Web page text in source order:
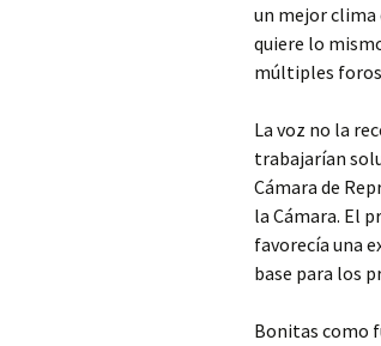
un mejor clima
quiere lo
múltiples
La voz no la
trabajarían
Cámara de
la Cámara. El
favorecía una
base para los
Bonitas como